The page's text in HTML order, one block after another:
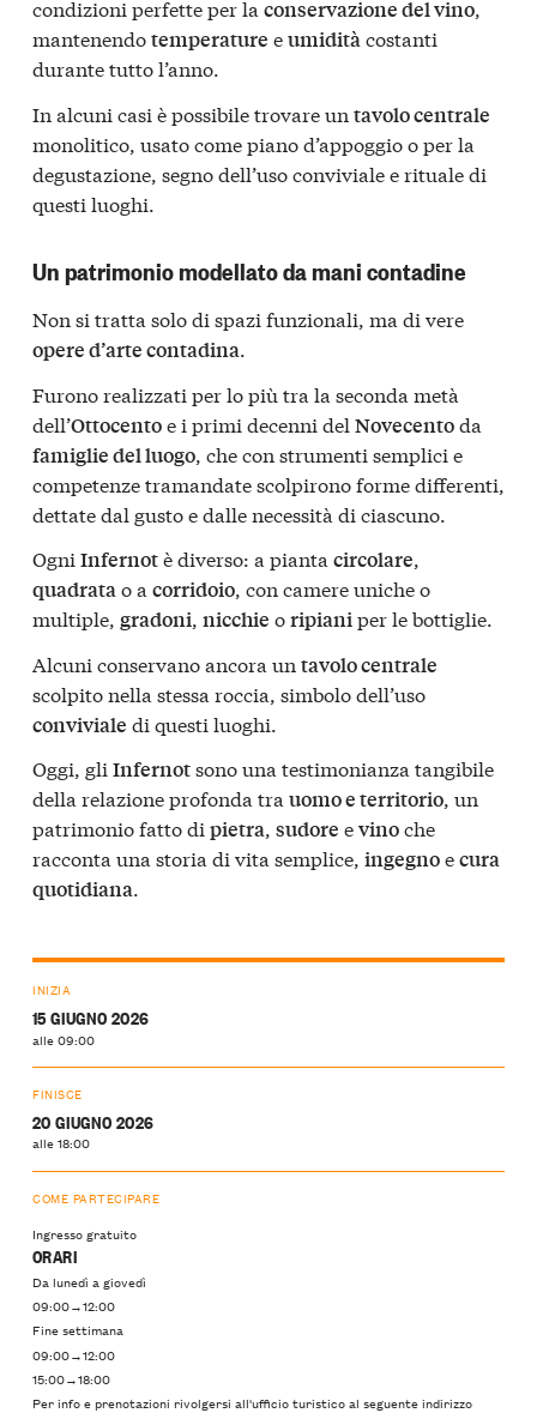
condizioni perfette per la conservazione del vino,
mantenendotemperature eumiditàcostanti
durante tutto l’anno.
In alcuni casi è possibile trovare un tavolo centrale
monolitico, usato come piano d’appoggio o per la
degustazione, segno dell’uso conviviale e rituale di
questi luoghi.
Un patrimonio modellato da mani contadine
Non si tratta solo di spazi funzionali, ma di vere
opere d’arte contadina.
Furono realizzati per lo più tra la seconda metà
dell’Ottocentoe i primi decenni del Novecentoda
famiglie del luogo , che con strumenti semplici e
competenze tramandate scolpirono forme differenti,
dettate dal gusto e dalle necessità di ciascuno.
Ogni Infernotè diverso: a pianta circolare,
quadratao a corridoio, con camere uniche o
multiple, gradoni, nicchie oripianiper le bottiglie.
Alcuni conservano ancora un tavolo centrale
scolpito nella stessa roccia, simbolo dell’uso
conviviale di questi luoghi.
Oggi, gli Infernotsono una testimonianza tangibile
della relazione profonda tra uomo e territorio, un
patrimonio fatto di pietra, sudore evinoche
racconta una storia di vita semplice, ingegnoecura
quotidiana.
INIZIA
15 GIUGNO 2026
alle 09:00
FINISCE
20 GIUGNO 2026
alle 18:00
COME PARTECIPARE
Ingresso gratuito
ORARI
Da lunedì a giovedì
09:00→12:00
Fine settimana
09:00→12:00
15:00→18:00
Per info e prenotazioni rivolgersi all'ufficio turistico al seguente indirizzo